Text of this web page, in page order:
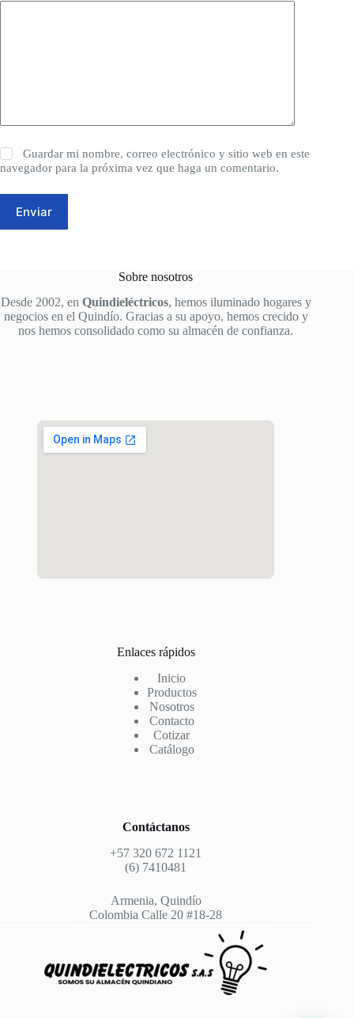
Guardar mi nombre, correo electrónico y sitio web en este
navegador para la próxima vez que haga un comentario.
Enviar
Sobre nosotros
Desde 2002, en Quindieléctricos, hemos iluminado hogares y
negocios en el Quindío. Gracias a su apoyo, hemos crecido y
nos hemos consolidado como su almacén de confianza.
Enlaces rápidos
Inicio
Productos
Nosotros
Contacto
Cotizar
Catálogo
Contáctanos
+57 320 672 1121
(6) 7410481
Armenia, Quindío
Colombia Calle 20 #18-28